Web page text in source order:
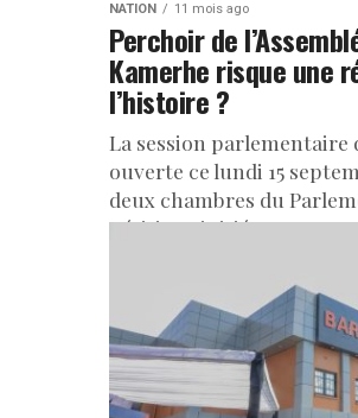
NATION 11 mois ago
Perchoir de
Kamerhe risque une
l’histoire ?
La session parlementaire
ouverte ce lundi 15
deux chambres du
pétitions initiées par